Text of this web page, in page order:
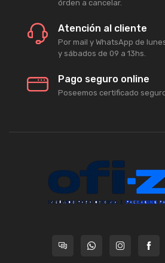
órden a cancelar.
Atención al cliente
Por mail y WhatsApp de
y sábados de 09 a 13hs.
Pago seguro online
Poseemos certificado